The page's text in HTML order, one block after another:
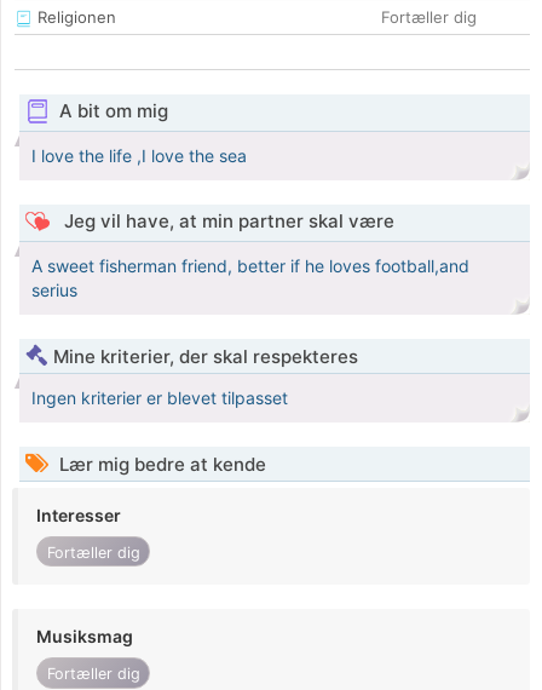
Religionen
Fortæller dig
A bit om mig
I love the life ,I love the sea
Jeg vil have, at min partner skal være
A sweet fisherman friend, better if he loves football,and
serius
Mine kriterier, der skal respekteres
Ingen kriterier er blevet tilpasset
Lær mig bedre at kende
Interesser
Fortæller dig
Musiksmag
Fortæller dig